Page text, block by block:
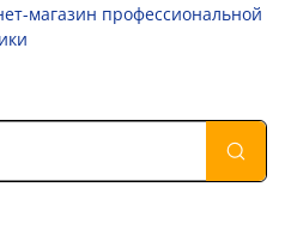
магазин профессиональной